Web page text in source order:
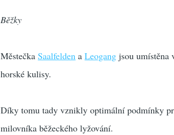
Běžky
MěstečkaSaalfelden aLeogang jsou umístěna
horské kulisy.
Díky tomu tady vznikly optimální podmínky
milovníka běžeckého lyžování.